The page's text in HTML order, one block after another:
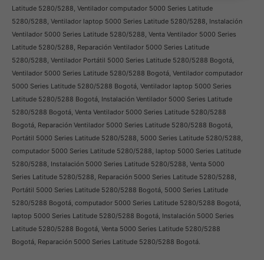
Latitude 5280/5288, Ventilador computador 5000 Series Latitude
5280/5288, Ventilador laptop 5000 Series Latitude 5280/5288, Instalación
Ventilador 5000 Series Latitude 5280/5288, Venta Ventilador 5000 Series
Latitude 5280/5288, Reparación Ventilador 5000 Series Latitude
5280/5288, Ventilador Portátil 5000 Series Latitude 5280/5288 Bogotá,
Ventilador 5000 Series Latitude 5280/5288 Bogotá, Ventilador computador
5000 Series Latitude 5280/5288 Bogotá, Ventilador laptop 5000 Series
Latitude 5280/5288 Bogotá, Instalación Ventilador 5000 Series Latitude
5280/5288 Bogotá, Venta Ventilador 5000 Series Latitude 5280/5288
Bogotá, Reparación Ventilador 5000 Series Latitude 5280/5288 Bogotá,
Portátil 5000 Series Latitude 5280/5288, 5000 Series Latitude 5280/5288,
computador 5000 Series Latitude 5280/5288, laptop 5000 Series Latitude
5280/5288, Instalación 5000 Series Latitude 5280/5288, Venta 5000
Series Latitude 5280/5288, Reparación 5000 Series Latitude 5280/5288,
Portátil 5000 Series Latitude 5280/5288 Bogotá, 5000 Series Latitude
5280/5288 Bogotá, computador 5000 Series Latitude 5280/5288 Bogotá,
laptop 5000 Series Latitude 5280/5288 Bogotá, Instalación 5000 Series
Latitude 5280/5288 Bogotá, Venta 5000 Series Latitude 5280/5288
Bogotá, Reparación 5000 Series Latitude 5280/5288 Bogotá.